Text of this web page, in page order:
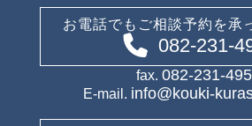
お電話でもご相談予約を承
082-231-
fax. 082-231-
E-mail. info@kouki-